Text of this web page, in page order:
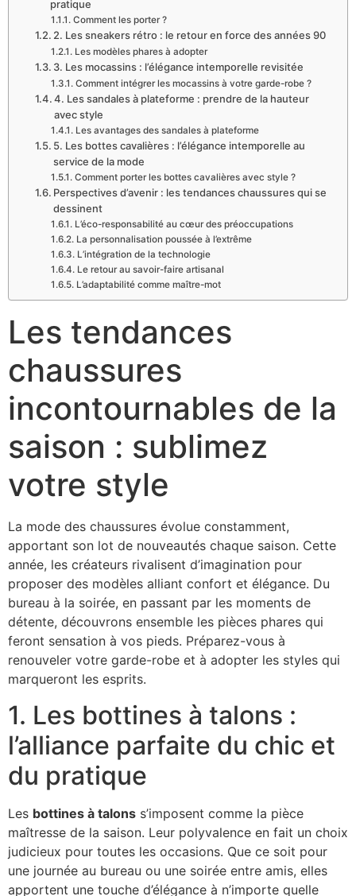
pratique
Comment les porter ?
2. Les sneakers rétro : le retour en force des années 90
Les modèles phares à adopter
3. Les mocassins : l’élégance intemporelle revisitée
Comment intégrer les mocassins à votre garde-robe ?
4. Les sandales à plateforme : prendre de la hauteur
avec style
Les avantages des sandales à plateforme
5. Les bottes cavalières : l’élégance intemporelle au
service de la mode
Comment porter les bottes cavalières avec style ?
Perspectives d’avenir : les tendances chaussures qui se
dessinent
L’éco-responsabilité au cœur des préoccupations
La personnalisation poussée à l’extrême
L’intégration de la technologie
Le retour au savoir-faire artisanal
L’adaptabilité comme maître-mot
Les tendances
chaussures
incontournables de la
saison : sublimez
votre style
La mode des chaussures évolue constamment,
apportant son lot de nouveautés chaque saison. Cette
année, les créateurs rivalisent d’imagination pour
proposer des modèles alliant confort et élégance. Du
bureau à la soirée, en passant par les moments de
détente, découvrons ensemble les pièces phares qui
feront sensation à vos pieds. Préparez-vous à
renouveler votre garde-robe et à adopter les styles qui
marqueront les esprits.
1. Les bottines à talons :
l’alliance parfaite du chic et
du pratique
Les bottines à talons s’imposent comme la pièce
maîtresse de la saison. Leur polyvalence en fait un choix
judicieux pour toutes les occasions. Que ce soit pour
une journée au bureau ou une soirée entre amis, elles
apportent une touche d’élégance à n’importe quelle